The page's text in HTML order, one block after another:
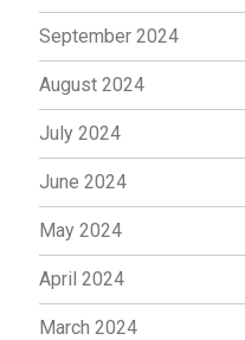
September 2024
August 2024
July 2024
June 2024
May 2024
April 2024
March 2024